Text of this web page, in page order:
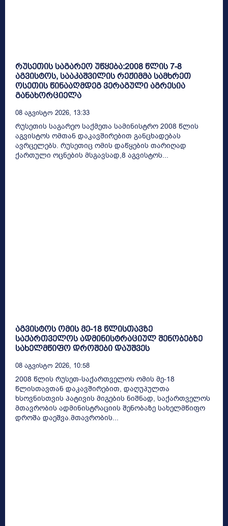
რუსეთის საგარეო უწყება:2008 წლის 7-8
აგვისტოს, სააკაშვილის რეჟიმმა სამხრეთ
ოსეთის წინააღმდეგ ვერაგული აგრესია
განახორციელა
08 Აგვისტო 2026, 13:33
რუსეთის საგარეო საქმეთა სამინისტრო 2008 წლის
აგვისტოს ომთან დაკავშირებით განცხადებას
ავრცელებს. რუსეთიც ომის დაწყების თარიღად
ქართული ოცნების მსგავსად,8 აგვისტოს...
აგვისტოს ომის მე-18 წლისთავზე
საქართველოს ადმინისტრაციულ შენობებზე
სახელმწიფო დროშები დაუშვეს
08 Აგვისტო 2026, 10:58
2008 წლის რუსეთ-საქართველოს ომის მე-18
წლისთავთან დაკავშირებით, დაღუპულთა
ხსოვნისთვის პატივის მიგების ნიშნად, საქართველოს
მთავრობის ადმინისტრაციის შენობაზე სახელმწიფო
დროშა დაეშვა.მთავრობის...